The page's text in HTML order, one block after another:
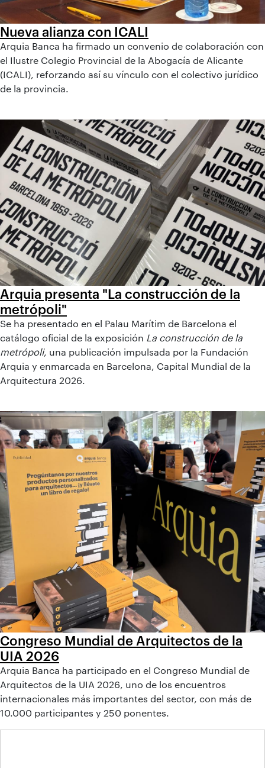
Nueva alianza con ICALI
Arquia Banca ha firmado un convenio de colaboración con
el Ilustre Colegio Provincial de la Abogacía de Alicante
(ICALI), reforzando así su vínculo con el colectivo jurídico
de la provincia.
Arquia presenta "La construcción de la
metrópoli"
Se ha presentado en el Palau Marítim de Barcelona el
catálogo oficial de la exposición La construcción de la
metrópoli, una publicación impulsada por la Fundación
Arquia y enmarcada en Barcelona, Capital Mundial de la
Arquitectura 2026.
Congreso Mundial de Arquitectos de la
UIA 2026
Arquia Banca ha participado en el Congreso Mundial de
Arquitectos de la UIA 2026, uno de los encuentros
internacionales más importantes del sector, con más de
10.000 participantes y 250 ponentes.